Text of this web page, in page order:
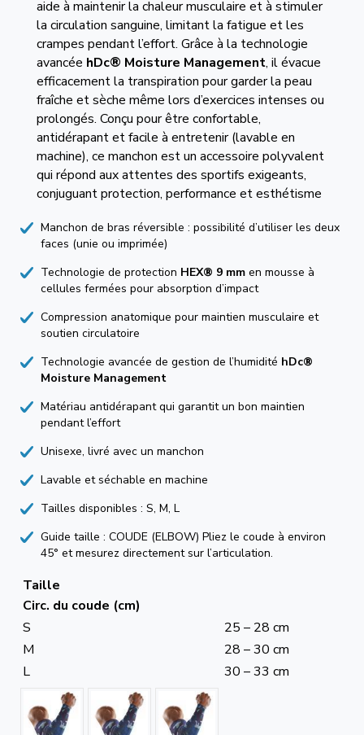
aide à maintenir la chaleur musculaire et à stimuler
la circulation sanguine, limitant la fatigue et les
crampes pendant l’effort. Grâce à la technologie
avancée hDc® Moisture Management, il évacue
efficacement la transpiration pour garder la peau
fraîche et sèche même lors d’exercices intenses ou
prolongés. Conçu pour être confortable,
antidérapant et facile à entretenir (lavable en
machine), ce manchon est un accessoire polyvalent
qui répond aux attentes des sportifs exigeants,
conjuguant protection, performance et esthétisme
Manchon de bras réversible : possibilité d’utiliser les deux
faces (unie ou imprimée)
Technologie de protection HEX® 9 mm en mousse à
cellules fermées pour absorption d’impact
Compression anatomique pour maintien musculaire et
soutien circulatoire
Technologie avancée de gestion de l’humidité hDc®
Moisture Management
Matériau antidérapant qui garantit un bon maintien
pendant l’effort
Unisexe, livré avec un manchon
Lavable et séchable en machine
Tailles disponibles : S, M, L
Guide taille : COUDE (ELBOW) Pliez le coude à environ
45° et mesurez directement sur l’articulation.
Taille
Circ. du coude (cm)
S
25 – 28 cm
M
28 – 30 cm
L
30 – 33 cm